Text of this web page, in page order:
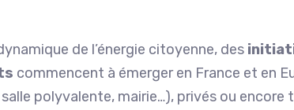
de l’énergie citoyenne, des
commencent à émerger en France et en
polyvalente, mairie…), privés ou